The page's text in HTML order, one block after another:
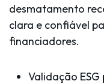
desmatamento
clara e confiável
financiadores.
Validação